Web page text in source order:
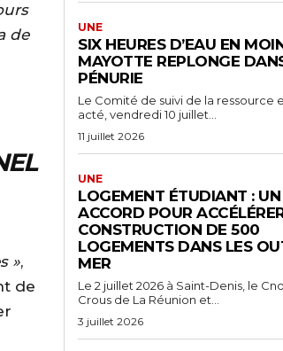
de
»,
de
UNE
SIX HEURES D’EAU EN
MAYOTTE REPLONGE
PÉNURIE
Le Comité de suivi de la ressource
acté, vendredi 10 juillet...
11 juillet 2026
UNE
LOGEMENT ÉTUDIANT : UN
ACCORD POUR
CONSTRUCTION DE 500
LOGEMENTS DANS LES
MER
Le 2 juillet 2026 à Saint-Denis, le
Crous de La Réunion et...
3 juillet 2026